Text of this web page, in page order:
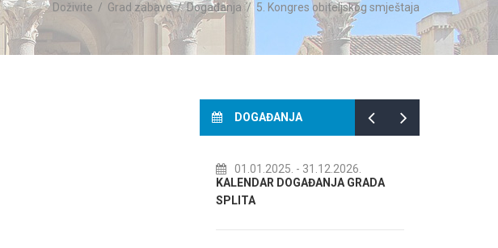
Doživite / Grad zabave/Događanja / 5. Kongres obiteljskog smještaja
DOGAĐANJA
01.01.2025. - 31.12.2026.
KALENDAR DOGAĐANJA GRADA